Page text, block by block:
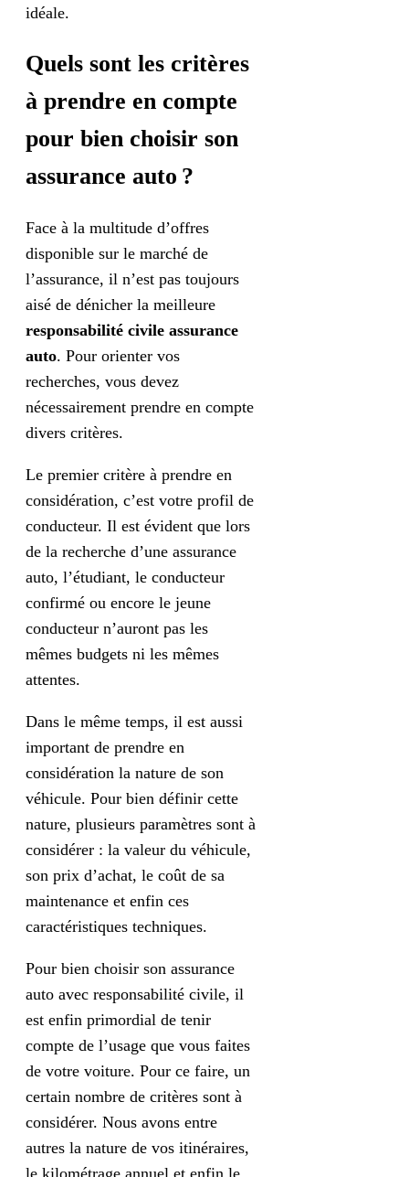
idéale.
Quels sont les critères
à prendre en compte
pour bien choisir son
assurance auto ?
Face à la multitude d’offres
disponible sur le marché de
l’assurance, il n’est pas toujours
aisé de dénicher la meilleure
responsabilité civile assurance
auto. Pour orienter vos
recherches, vous devez
nécessairement prendre en compte
divers critères.
Le premier critère à prendre en
considération, c’est votre profil de
conducteur. Il est évident que lors
de la recherche d’une assurance
auto, l’étudiant, le conducteur
confirmé ou encore le jeune
conducteur n’auront pas les
mêmes budgets ni les mêmes
attentes.
Dans le même temps, il est aussi
important de prendre en
considération la nature de son
véhicule. Pour bien définir cette
nature, plusieurs paramètres sont à
considérer : la valeur du véhicule,
son prix d’achat, le coût de sa
maintenance et enfin ces
caractéristiques techniques.
Pour bien choisir son assurance
auto avec responsabilité civile, il
est enfin primordial de tenir
compte de l’usage que vous faites
de votre voiture. Pour ce faire, un
certain nombre de critères sont à
considérer. Nous avons entre
autres la nature de vos itinéraires,
le kilométrage annuel et enfin le